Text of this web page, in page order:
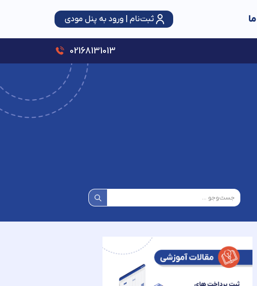
ثبت‌نام | ورود به پنل مودی
02168131013